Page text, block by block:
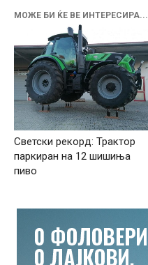
МОЖЕ БИ ЌЕ ВЕ ИНТЕРЕСИРА...
Светски рекорд: Трактор
паркиран на 12 шишиња
пиво